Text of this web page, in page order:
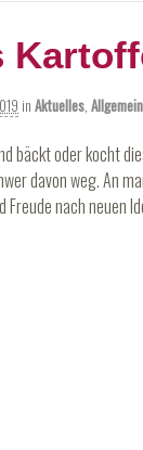
in Aktuelles Allgemein
bäckt oder kocht
davon weg. An
nach neuen